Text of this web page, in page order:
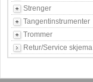
Strenger
Tangentinstrumenter
Trommer
Retur/Service skjema